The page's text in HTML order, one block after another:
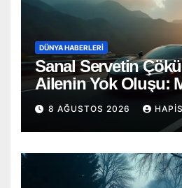
DÜNYA HABERLERI
Sanal Servetin
Ailenin Yok Oluşu:
Trajedisi
8 AĞUSTOS 2026